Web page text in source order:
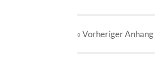
« VorherigerAnhang